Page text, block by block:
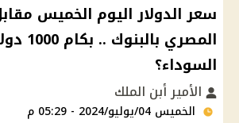
سعر الدولار اليوم الخميس
السوداء؟
الأمير أبن الملك
الخميس 04/يوليو/2024 - 05:29 م